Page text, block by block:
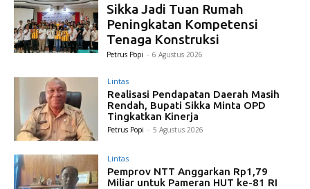
Sikka Jadi Tuan Rumah
Peningkatan Kompetensi
Tenaga Konstruksi
Petrus Popi - 6 Agustus 2026
Lintas
Realisasi Pendapatan Daerah Masih
Rendah, Bupati Sikka Minta OPD
Tingkatkan Kinerja
Petrus Popi - 5 Agustus 2026
Lintas
Pemprov NTT Anggarkan Rp1,79
Miliar untuk Pameran HUT ke-81 RI